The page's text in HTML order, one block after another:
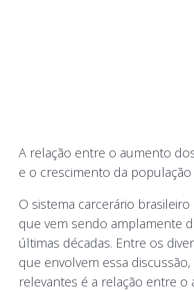
A relação entre o aumento
e o crescimento da população
O sistema carcerário
que vem sendo amplamente
últimas décadas. Entre os
que envolvem essa
relevantes é a relação entre o